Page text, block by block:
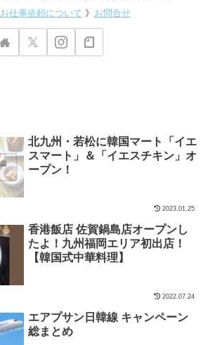
お仕事依頼について 》 お問合せ
北九州・若松に韓国マート「イエ
スマート」＆「イエスチキン」オ
ープン！
2023.01.25
香港飯店 佐賀鍋島店オープンし
たよ！九州福岡エリア初出店！
【韓国式中華料理】
2022.07.24
エアプサン日韓線 キャンペーン
総まとめ